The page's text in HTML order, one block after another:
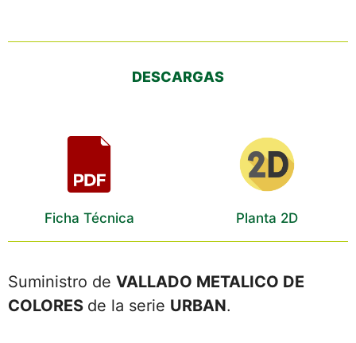
DESCARGAS
Ficha Técnica Planta 2D
Suministro de VALLADO METALICO DE
COLORES de la serie URBAN.